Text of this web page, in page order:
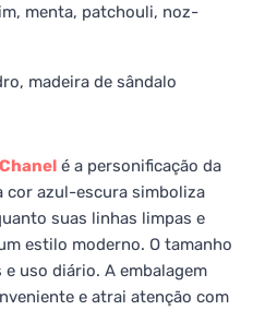
menta, patchouli, noz-
madeira de sândalo
Chanel é a personificação da
cor azul-escura simboliza
suas linhas limpas e
estilo moderno. O tamanho
uso diário. A embalagem
e atrai atenção com